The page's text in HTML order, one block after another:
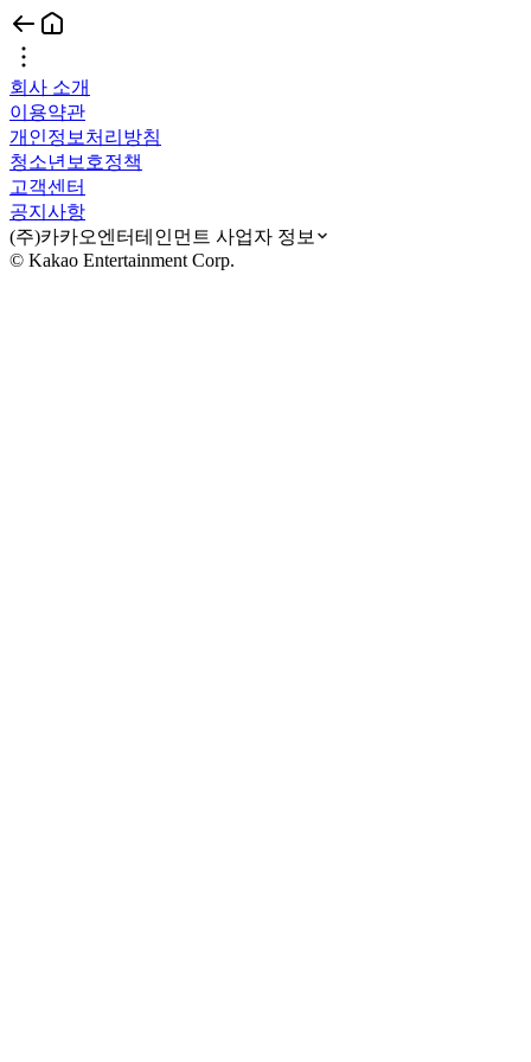
회사 소개
이용약관
개인정보처리방침
청소년보호정책
고객센터
공지사항
(주)카카오엔터테인먼트 사업자 정보
© Kakao Entertainment Corp.